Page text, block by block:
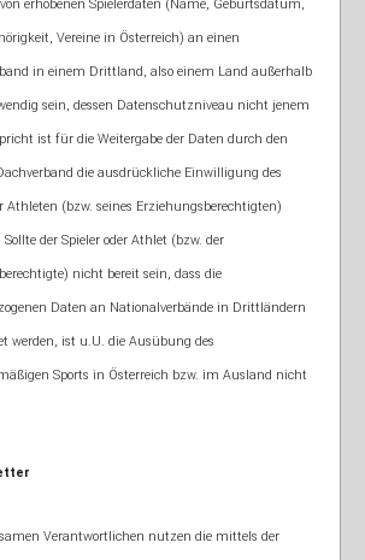
erhobenen Spielerdaten (Name, Geburtsdatum,
Vereine in Österreich) an einen
in einem Drittland, also einem Land außerhalb
sein, dessen Datenschutzniveau nicht jenem
ist für die Weitergabe der Daten durch den
die ausdrückliche Einwilligung des
Athleten (bzw. seines Erziehungsberechtigten)
der Spieler oder Athlet (bzw. der
nicht bereit sein, dass die
Daten an Nationalverbände in Drittländern
werden, ist u.U. die Ausübung des
Sports in Österreich bzw. im Ausland nicht
Verantwortlichen nutzen die mittels der